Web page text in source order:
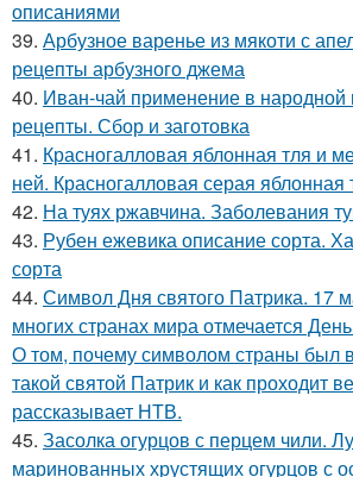
описаниями
39. Арбузное варенье из мякоти с
рецепты арбузного джема
40. Иван-чай применение в
рецепты. Сбор и заготовка
41. Красногалловая яблонная тля и
ней. Красногалловая серая яблонная
42. На туях ржавчина. Заболевания
43. Рубен ежевика описание сорта.
сорта
44. Символ Дня святого Патрика. 17
многих странах мира отмечается
О том, почему символом страны был
такой святой Патрик и как проходит
рассказывает НТВ.
45. Засолка огурцов с перцем чили.
маринованных хрустящих огурцов с